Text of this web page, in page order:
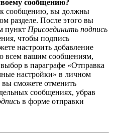
сообщению?
к сообщению, вы должны
разделе. После этого вы
пункт Присоединить подпись
чтобы подпись
настроить добавление
всем вашим сообщениям,
в параграфе «Отправка
настройки» в личном
вы сможете отменить
сообщениях, убрав
в форме отправки